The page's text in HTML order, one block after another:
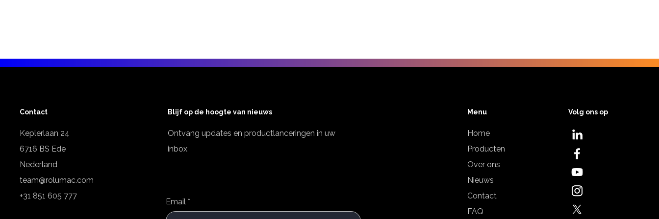
Contact
Keplerlaan 24
6716 BS Ede
Nederland
team@rolumac.com
+31 851 605 777
Blijf op de hoogte van nieuws
Ontvang updates en productlanceringen in uw
inbox
Email *
Menu
Home
Producten
Over ons
Nieuws
Contact
FAQ
Volg ons op